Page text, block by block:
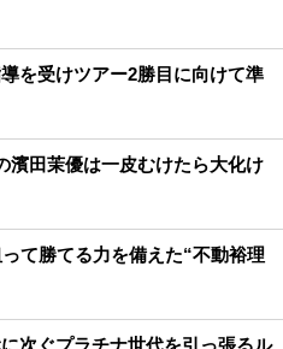
を受けツアー2勝目に向けて準
濱田茉優は一皮むけたら大化け
て勝てる力を備えた“不動裕理
次ぐプラチナ世代を引っ張るル